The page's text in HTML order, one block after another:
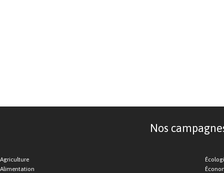
Nos
Agriculture
Alimentation